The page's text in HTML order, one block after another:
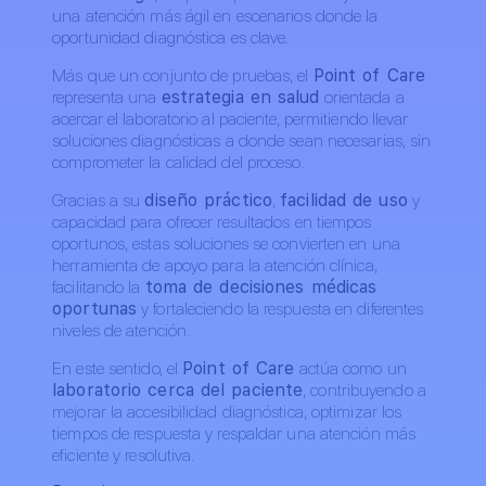
una atención más ágil en escenarios donde la
oportunidad diagnóstica es clave.
Más que un conjunto de pruebas, el Point of Care
representa una estrategia en salud orientada a
acercar el laboratorio al paciente, permitiendo llevar
soluciones diagnósticas a donde sean necesarias, sin
comprometer la calidad del proceso.
Gracias a su diseño práctico, facilidad de uso y
capacidad para ofrecer resultados en tiempos
oportunos, estas soluciones se convierten en una
herramienta de apoyo para la atención clínica,
facilitando la toma de decisiones médicas
oportunas y fortaleciendo la respuesta en diferentes
niveles de atención.
En este sentido, el Point of Care actúa como un
laboratorio cerca del paciente, contribuyendo a
mejorar la accesibilidad diagnóstica, optimizar los
tiempos de respuesta y respaldar una atención más
eficiente y resolutiva.